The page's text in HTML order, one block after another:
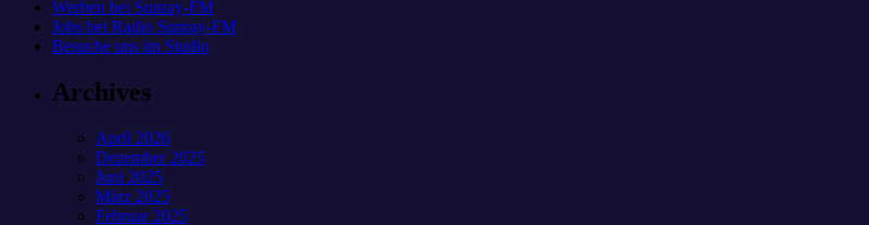
Werben bei Sunray-FM
Jobs bei Radio Sunray-FM
Besuche uns im Studio
Archives
April 2026
Dezember 2025
Juni 2025
März 2025
Februar 2025